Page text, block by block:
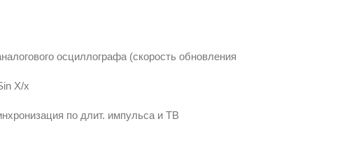
осциллографа (скорость обновления
X/x
по длит. импульса и ТВ